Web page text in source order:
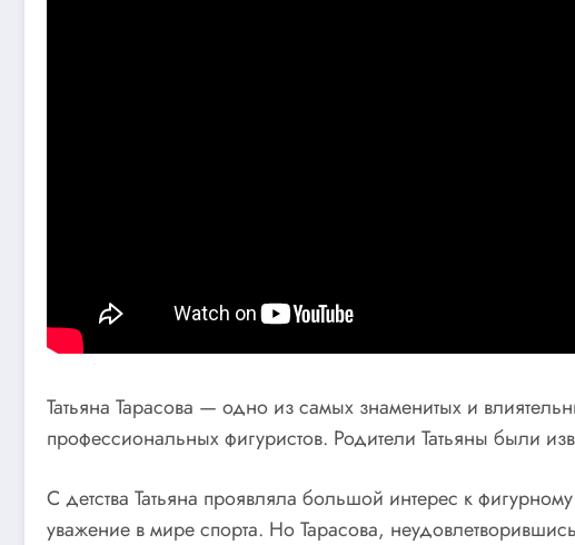
Татьяна Тарасова — одно из самых знаменитых и
профессиональных фигуристов. Родители Татьяны были
С детства Татьяна проявляла большой интерес к
уважение в мире спорта. Но Тарасова,